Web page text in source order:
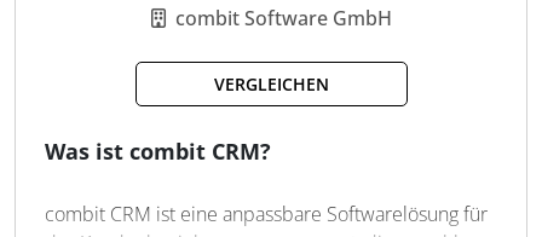
Automat. Prozessverteilung
360°-Kundensicht in Echtzeit
KI-unterstützte CRM-Prozesse
Automatisierte Workflows
Anpassbares CRM-System
combit Software GmbH
VERGLEICHEN
Was ist combit CRM?
combit CRM ist eine anpassbare Softwarelösung für